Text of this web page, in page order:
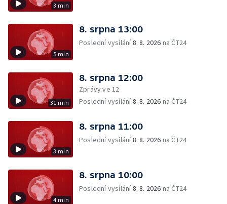
3 min
5 min
8. srpna 13:00
Poslední vysílání8. 8. 2026 na ČT24
31 min
8. srpna 12:00
Zprávy ve 12
Poslední vysílání8. 8. 2026 na ČT24
3 min
8. srpna 11:00
Poslední vysílání8. 8. 2026 na ČT24
4 min
8. srpna 10:00
Poslední vysílání8. 8. 2026 na ČT24